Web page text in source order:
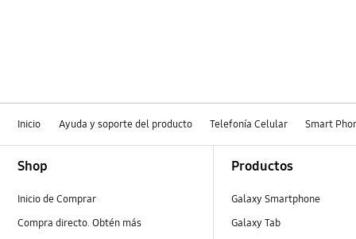
Inicio Ayuda y soporte del producto Telefonía Celular Smart
Shop
Inicio de Comprar
Compra directo. Obtén más
Productos
Galaxy Smartphone
Galaxy Tab